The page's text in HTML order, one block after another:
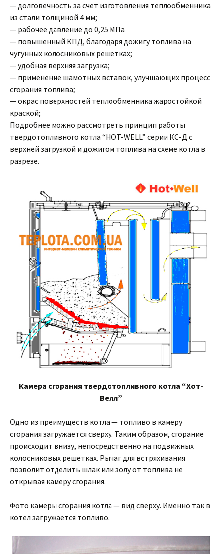
— долговечность за счет изготовления теплообменника
из стали толщиной 4 мм;
— рабочее давление до 0,25 МПа
— повышенный КПД, благодаря дожигу топлива на
чугунных колосниковых решетках;
— удобная верхняя загрузка;
— применение шамотных вставок, улучшающих процесс
сгорания топлива;
— окрас поверхностей теплообменника жаростойкой
краской;
Подробнее можно рассмотреть принцип работы
твердотопливного котла “HOT-WELL” серии КС-Д с
верхней загрузкой и дожигом топлива на схеме котла в
разрезе.
Камера сгорания твердотопливного котла “Хот-
Велл”
Одно из преимуществ котла — топливо в камеру
сгорания загружается сверху. Таким образом, сгорание
происходит внизу, непосредственно на подвижных
колосниковых решетках. Рычаг для встряхивания
позволит отделить шлак или золу от топлива не
открывая камеру сгорания.
Фото камеры сгорания котла — вид сверху. Именно так в
котел загружается топливо.